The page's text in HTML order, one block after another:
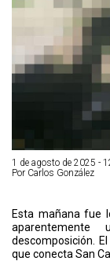
1 de agosto de 2025 -
Por Carlos González
Esta mañana fue
descomposición.
que conecta San